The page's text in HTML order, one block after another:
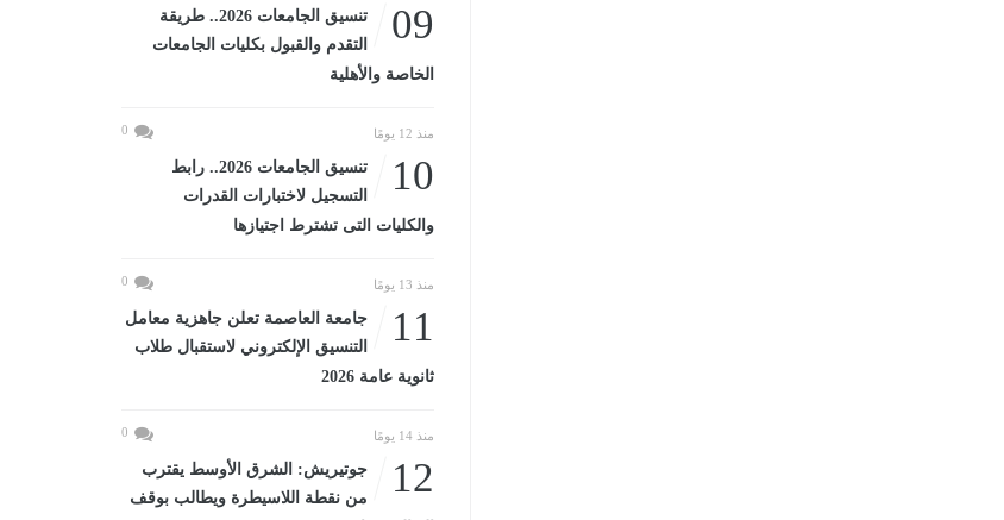
09
تنسيق الجامعات 2026.. طريقة
التقدم والقبول بكليات الجامعات
الخاصة والأهلية
منذ 12 يومًا 0
10
تنسيق الجامعات 2026.. رابط
التسجيل لاختبارات القدرات
والكليات التى تشترط اجتيازها
منذ 13 يومًا 0
11
جامعة العاصمة تعلن جاهزية معامل
التنسيق الإلكتروني لاستقبال طلاب
ثانوية عامة 2026
منذ 14 يومًا 0
12
جوتيريش: الشرق الأوسط يقترب
من نقطة اللاسيطرة ويطالب بوقف